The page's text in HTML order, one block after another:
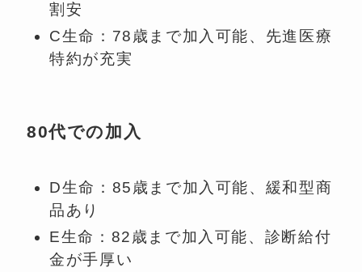
割安
C生命：78歳まで加入可能、先進医療
特約が充実
80代での加入
D生命：85歳まで加入可能、緩和型商
品あり
E生命：82歳まで加入可能、診断給付
金が手厚い